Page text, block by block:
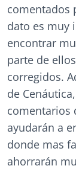
comentados
dato es muy
encontrar
parte de
corregidos.
de
comentarios
ayudarán a
donde mas
ahorrarán